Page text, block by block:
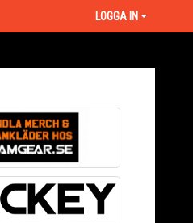
LOGGA IN